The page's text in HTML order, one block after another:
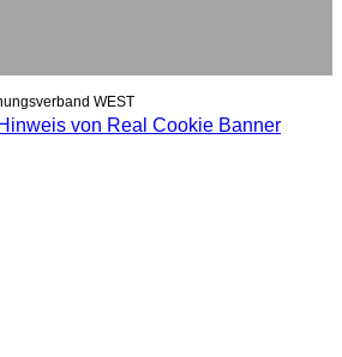
WEST
von Real Cookie Banner